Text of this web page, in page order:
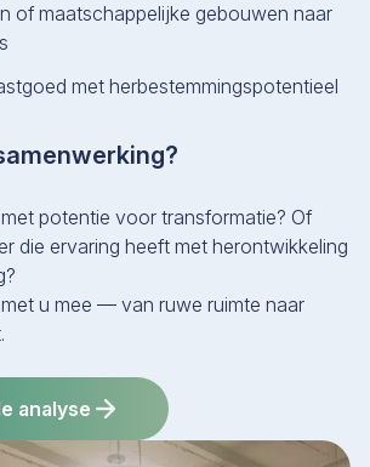
of maatschappelijke gebouwen naar
met herbestemmingspotentieel
potentie voor transformatie? Of
die ervaring heeft met herontwikkeling
u mee — van ruwe ruimte naar
analyse